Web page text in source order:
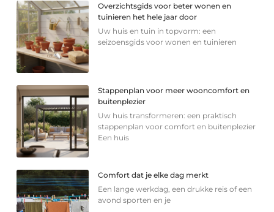
Overzichtsgids voor beter wonen en
tuinieren het hele jaar door
Uw huis en tuin in topvorm: een
seizoensgids voor wonen en tuinieren
Stappenplan voor meer wooncomfort en
buitenplezier
Uw huis transformeren: een praktisch
stappenplan voor comfort en buitenplezier
Een huis
Comfort dat je elke dag merkt
Een lange werkdag, een drukke reis of een
avond sporten en je